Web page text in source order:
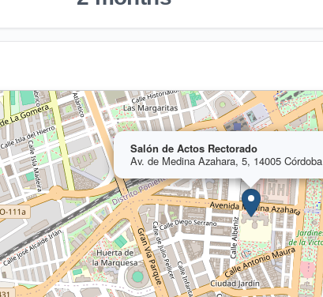
Salón de Actos Rectorado
Av. de Medina Azahara, 5, 14005 Córdoba